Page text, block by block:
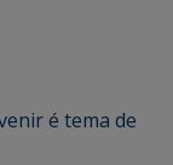
é tema de